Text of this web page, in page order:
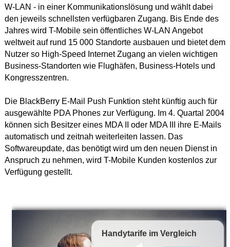
W-LAN - in einer Kommunikationslösung und wählt dabei
den jeweils schnellsten verfügbaren Zugang. Bis Ende des
Jahres wird T-Mobile sein öffentliches W-LAN Angebot
weltweit auf rund 15 000 Standorte ausbauen und bietet dem
Nutzer so High-Speed Internet Zugang an vielen wichtigen
Business-Standorten wie Flughäfen, Business-Hotels und
Kongresszentren.
Die BlackBerry E-Mail Push Funktion steht künftig auch für
ausgewählte PDA Phones zur Verfügung. Im 4. Quartal 2004
können sich Besitzer eines MDA II oder MDA III ihre E-Mails
automatisch und zeitnah weiterleiten lassen. Das
Softwareupdate, das benötigt wird um den neuen Dienst in
Anspruch zu nehmen, wird T-Mobile Kunden kostenlos zur
Verfügung gestellt.
Handytarife im Vergleich